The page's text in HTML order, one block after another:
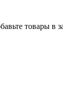
товары в